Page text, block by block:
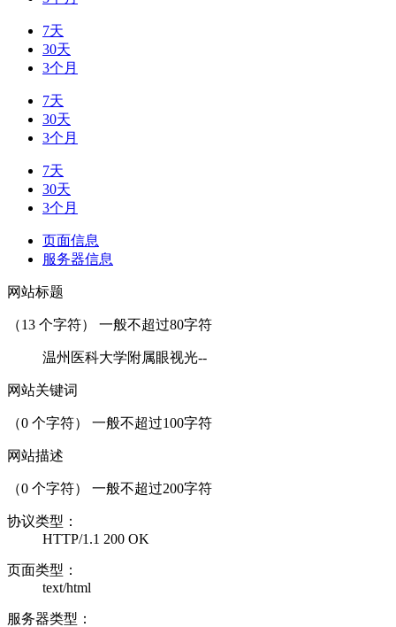
7天
30天
3个月
7天
30天
3个月
7天
30天
3个月
页面信息
服务器信息
网站标题
（13 个字符） 一般不超过80字符
温州医科大学附属眼视光--
网站关键词
（0 个字符） 一般不超过100字符
网站描述
（0 个字符） 一般不超过200字符
协议类型：
HTTP/1.1 200 OK
页面类型：
text/html
服务器类型：